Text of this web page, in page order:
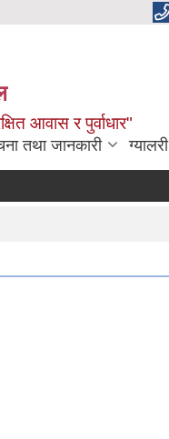
आवास र पुर्वाधार"
तथा जानकारी ग्यालरी